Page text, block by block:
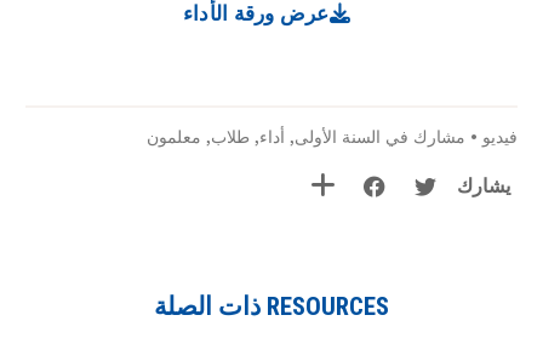
عرض ورقة الأداء
فيديو • مشارك في السنة الأولى, أداء, طلاب, معلمون
يشارك
RESOURCES ذات الصلة